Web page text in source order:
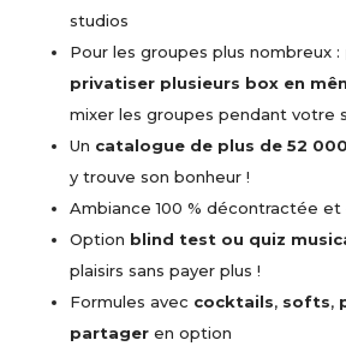
studios
Pour les groupes plus nombreux :
privatiser plusieurs box en
mixer les groupes pendant votre
Un catalogue de plus de 52
y trouve son bonheur !
Ambiance 100 % décontractée et
Option blind test ou quiz
plaisirs sans payer plus !
Formules avec cocktails, softs,
partageren option